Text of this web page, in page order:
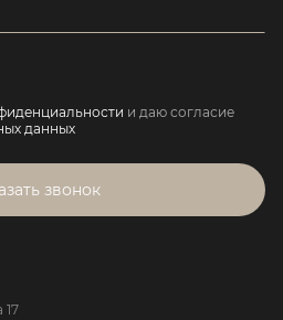
и даю согласие
данных
звонок
17